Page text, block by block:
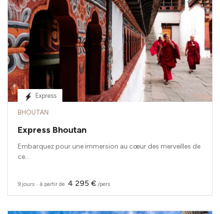
Express
BHOUTAN
Express Bhoutan
Embarquez pour une immersion au cœur des merveilles de
ce...
9 jours ‧ à partir de 4 295 € /pers